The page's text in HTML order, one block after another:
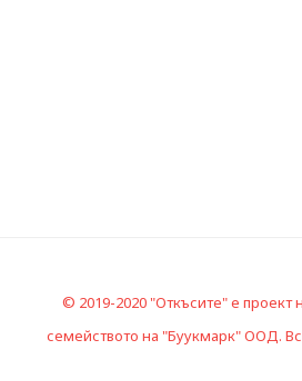
© 2019-2020 "Откъсите" е проект
семейството на "Буукмарк" ООД.